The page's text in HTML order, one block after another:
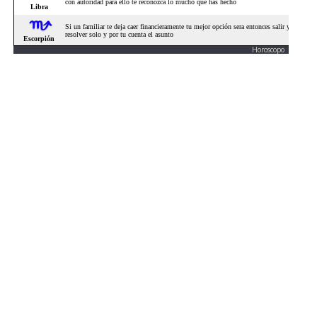
Horoscopo